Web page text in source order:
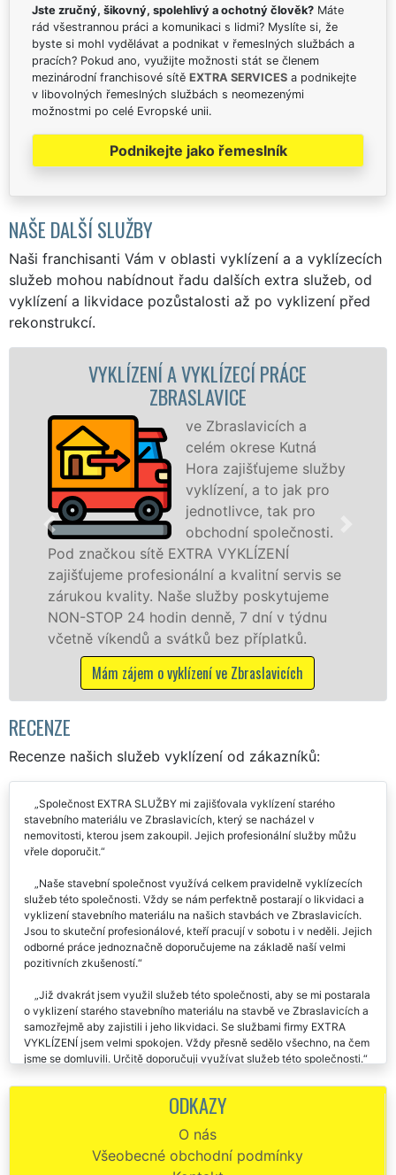
Jste zručný, šikovný, spolehlivý a ochotný člověk? Máte
rád všestrannou práci a komunikaci s lidmi? Myslíte si, že
byste si mohl vydělávat a podnikat v řemeslných službách a
pracích? Pokud ano, využijte možnosti stát se členem
mezinárodní franchisové sítě EXTRA SERVICES a podnikejte
v libovolných řemeslných službách s neomezenými
možnostmi po celé Evropské unii.
Podnikejte jako řemeslník
NAŠE DALŠÍ SLUŽBY
Naši franchisanti Vám v oblasti vyklízení a a vyklízecích
služeb mohou nabídnout řadu dalších extra služeb, od
vyklízení a likvidace pozůstalosti až po vyklizení před
rekonstrukcí.
A VYKLÍZECÍ PRÁCE
ve Zbraslavicích a
celém okrese Kutná
Hora zajišťujeme služby
vyklízení, a to jak pro
jednotlivce, tak pro
obchodní společnosti.
sítě EXTRA VYKLÍZENÍ
profesionální a kvalitní servis se
Naše služby poskytujeme
24 hodin denně, 7 dní v týdnu
a svátků bez příplatků.
zájem o vyklízení ve Zbraslavicích
službu jak
osobám se
práce, a to
RECENZE
Recenze našich služeb vyklízení od zákazníků:
Společnost EXTRA SLUŽBY mi zajišťovala vyklízení starého
stavebního materiálu ve Zbraslavicích, který se nacházel v
nemovitosti, kterou jsem zakoupil. Jejich profesionální služby můžu
vřele doporučit.
Naše stavební společnost využívá celkem pravidelně vyklízecích
služeb této společnosti. Vždy se nám perfektně postarají o likvidaci a
vyklizení stavebního materiálu na našich stavbách ve Zbraslavicích.
Jsou to skuteční profesionálové, kteří pracují v sobotu i v neděli. Jejich
odborné práce jednoznačně doporučujeme na základě naší velmi
pozitivních zkušeností.
Již dvakrát jsem využil služeb této společnosti, aby se mi postarala
o vyklizení starého stavebního materiálu na stavbě ve Zbraslavicích a
samozřejmě aby zajistili i jeho likvidaci. Se službami firmy EXTRA
VYKLÍZENÍ jsem velmi spokojen. Vždy přesně sedělo všechno, na čem
jsme se domluvili. Určitě doporučuji využívat služeb této společnosti.
Vyklízení stavebního materiálu z mé zahrady ve Zbraslavicích
proběhlo naprosto skvěle a velmi rychle. Určitě budu doporučovat tuto
Moc děkuji za likvidaci a vyklizení přebytečného a nepotřebného
stavebního materiálu v mé novostavbě ve Zbraslavicích. Práci kluků
ODKAZY
O nás
Všeobecné obchodní podmínky